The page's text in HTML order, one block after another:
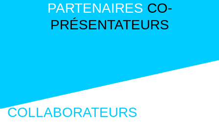
PARTENAIRES CO-
PRÉSENTATEURS
COLLABORATEURS